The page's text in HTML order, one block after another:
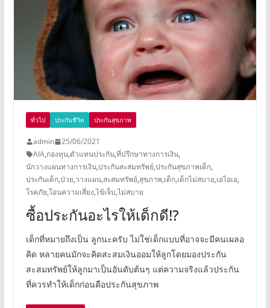
ทั่วไป ประกันชีวิต ประกันสุขภาพ
admin
25/06/2021
AIA,กองทุน,ตัวแทนประกัน,ที่ปรึกษาทางการเงิน,
นักวางแผนทางการเงิน,ประกันสะสมทรัพย์,ประกันสุขภาพเด็ก,
ประกันเด็ก,ป่วย,วางแผน,สะสมทรัพย์,สุขภาพ,เด็ก,เด็กไม่สบาย,เอไอเอ,
โรคภัย,โอนความเสี่ยง,ไข้เจ็บ,ไม่สบาย
ซื้อประกันอะไรให้เด็กดี!?
เด็กที่หมายถึงเป็น ลูกนะครับ ไม่ใช่เด็กแบบที่อาจจะมีคนเผลอ
คิด หลายคนมักจะคิดสะสมเงินออมให้ลูกโดยมองประกัน
สะสมทรัพย์ให้ลูกมาเป็นอันดับต้นๆ แต่ความจริงแล้วประกัน
ที่ควรทำให้เด็กก่อนคือประกันสุขภาพ